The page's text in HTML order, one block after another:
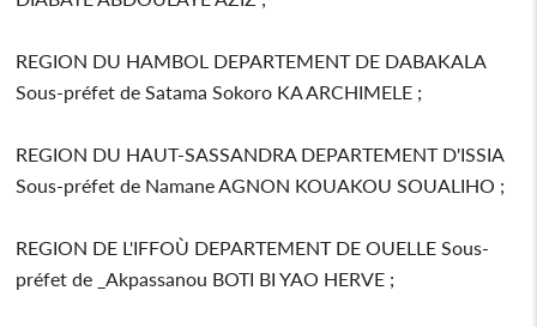
REGION DU HAMBOL DEPARTEMENT DE DABAKALA
Sous-préfet de Satama Sokoro KA ARCHIMELE ;
REGION DU HAUT-SASSANDRA DEPARTEMENT D'ISSIA
Sous-préfet de Namane AGNON KOUAKOU SOUALIHO ;
REGION DE L'IFFOÙ DEPARTEMENT DE OUELLE Sous-
préfet de _Akpassanou BOTI BI YAO HERVE ;